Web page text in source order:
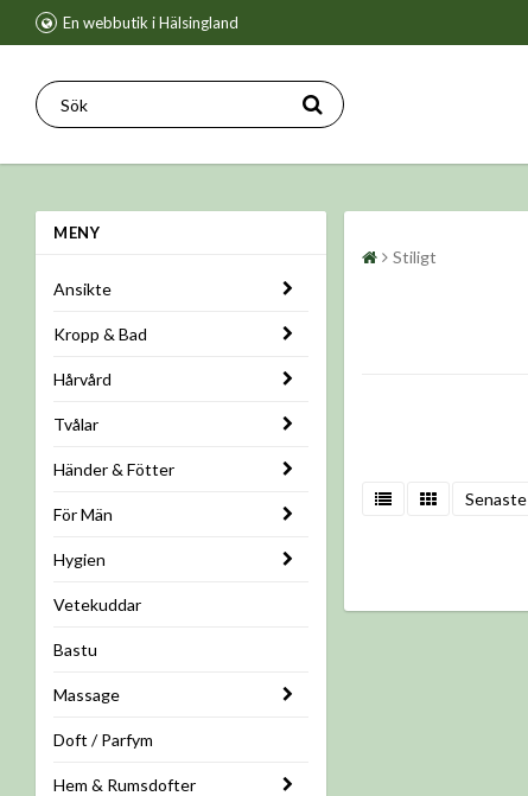
En webbutik i Hälsingland
MENY
Ansikte
Kropp & Bad
Hårvård
Tvålar
Händer & Fötter
För Män
Hygien
Vetekuddar
Bastu
Massage
Doft / Parfym
Hem & Rumsdofter
Stiligt
Senaste